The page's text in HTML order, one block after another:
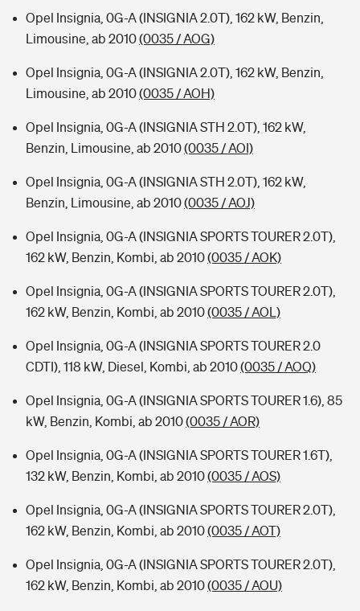
Opel Insignia, 0G-A (INSIGNIA 2.0T), 162 kW, Benzin,
Limousine, ab 2010(0035 / AOG)
Opel Insignia, 0G-A (INSIGNIA 2.0T), 162 kW, Benzin,
Limousine, ab 2010(0035 / AOH)
Opel Insignia, 0G-A (INSIGNIA STH 2.0T), 162 kW,
Benzin, Limousine, ab 2010(0035 / AOI)
Opel Insignia, 0G-A (INSIGNIA STH 2.0T), 162 kW,
Benzin, Limousine, ab 2010(0035 / AOJ)
Opel Insignia, 0G-A (INSIGNIA SPORTS TOURER 2.0T),
162 kW, Benzin, Kombi, ab 2010(0035 / AOK)
Opel Insignia, 0G-A (INSIGNIA SPORTS TOURER 2.0T),
162 kW, Benzin, Kombi, ab 2010(0035 / AOL)
Opel Insignia, 0G-A (INSIGNIA SPORTS TOURER 2.0
CDTI), 118 kW, Diesel, Kombi, ab 2010(0035 / AOQ)
Opel Insignia, 0G-A (INSIGNIA SPORTS TOURER 1.6), 85
kW, Benzin, Kombi, ab 2010(0035 / AOR)
Opel Insignia, 0G-A (INSIGNIA SPORTS TOURER 1.6T),
132 kW, Benzin, Kombi, ab 2010(0035 / AOS)
Opel Insignia, 0G-A (INSIGNIA SPORTS TOURER 2.0T),
162 kW, Benzin, Kombi, ab 2010(0035 / AOT)
Opel Insignia, 0G-A (INSIGNIA SPORTS TOURER 2.0T),
162 kW, Benzin, Kombi, ab 2010(0035 / AOU)